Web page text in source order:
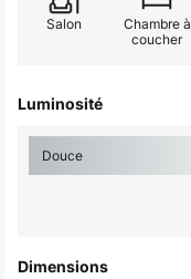
Salon
Chambre à
coucher
Luminosité
Douce
Dimensions